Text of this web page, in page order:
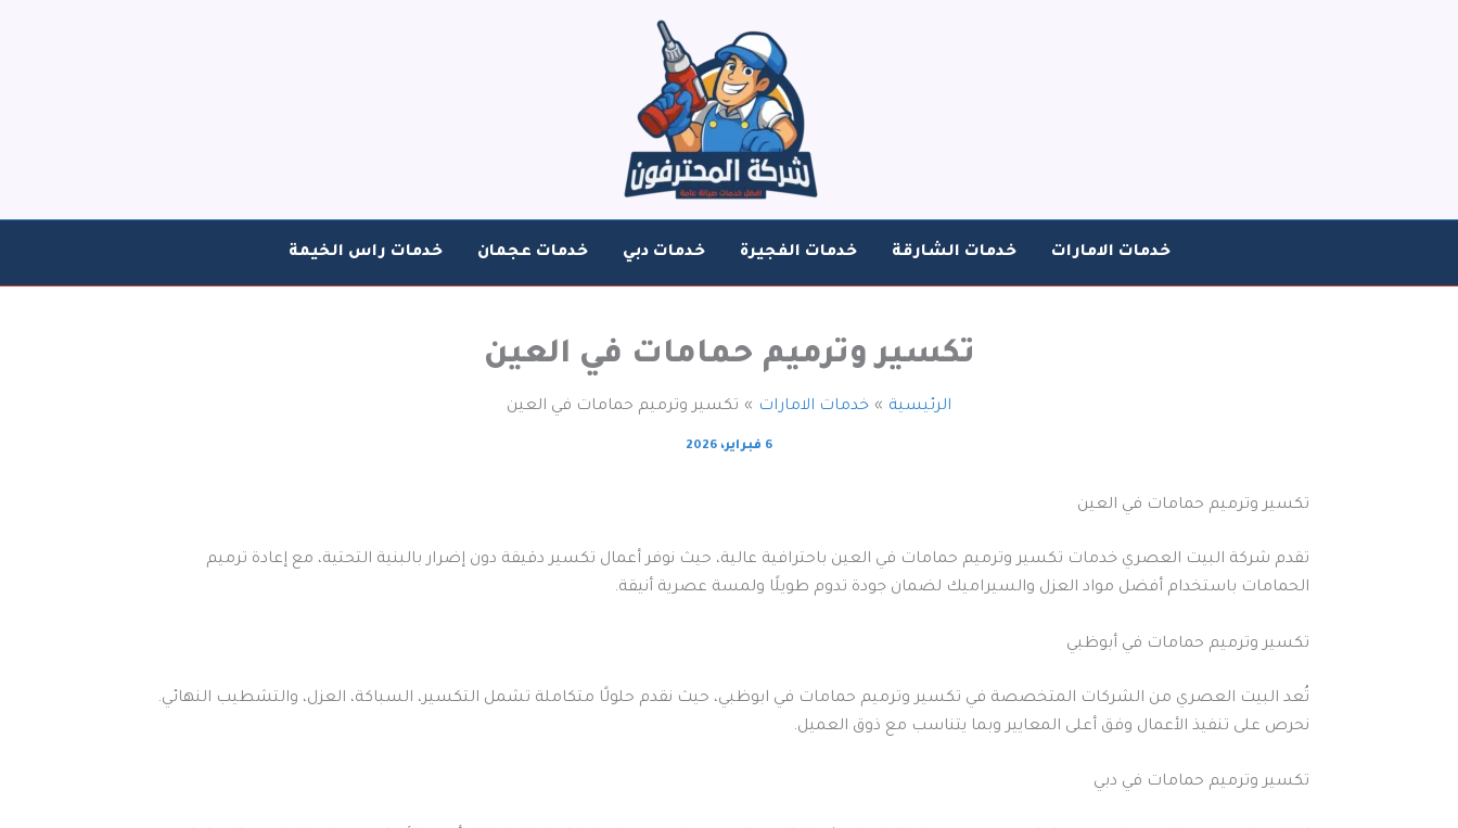
خدمات الامارات خدمات الشارقة خدمات الفجيرة خدمات دبي خدمات عجمان خدمات راس الخيمة
تكسير وترميم حمامات في العين
الرئيسية خدمات الامارات تكسير وترميم حمامات في العين
6 فبراير، 2026
تكسير وترميم حمامات في العين
تقدم شركة البيت العصري خدمات تكسير وترميم حمامات في العين باحترافية عالية، حيث نوفر أعمال تكسير دقيقة دون إضرار بالبنية التحتية، مع إعادة ترميم
الحمامات باستخدام أفضل مواد العزل والسيراميك لضمان جودة تدوم طويلًا ولمسة عصرية أنيقة.
تكسير وترميم حمامات في أبوظبي
تُعد البيت العصري من الشركات المتخصصة في تكسير وترميم حمامات في ابوظبي، حيث نقدم حلولًا متكاملة تشمل التكسير، السباكة، العزل، والتشطيب النهائي.
نحرص على تنفيذ الأعمال وفق أعلى المعايير وبما يتناسب مع ذوق العميل.
تكسير وترميم حمامات في دبي